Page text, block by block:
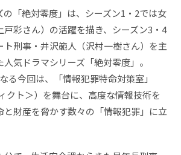
の「絶対零度」は、シーズン1・2では女
戸彩さん）の活躍を描き、シーズン3・4
ト刑事・井沢範人（沢村一樹さん）を主
気ドラマシリーズ「絶対零度」。
る今回は、「情報犯罪特命対策室」
クト＞）を舞台に、高度な情報技術を
と財産を脅かす数々の「情報犯罪」に立